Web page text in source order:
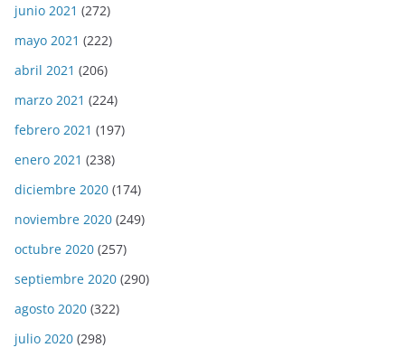
junio 2021 (272)
mayo 2021 (222)
abril 2021 (206)
marzo 2021 (224)
febrero 2021 (197)
enero 2021 (238)
diciembre 2020 (174)
noviembre 2020 (249)
octubre 2020 (257)
septiembre 2020 (290)
agosto 2020 (322)
julio 2020 (298)